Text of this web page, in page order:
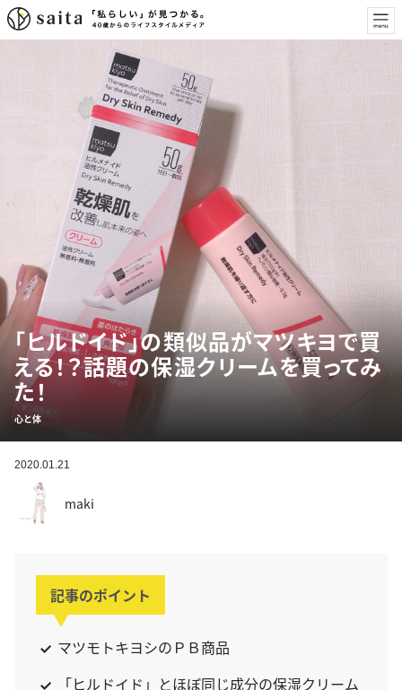
「ヒルドイド」の類似品がマツキヨで買
える！？話題の保湿クリームを買ってみ
た！
心と体
2020.01.21
maki
記事のポイント
マツモトキヨシのＰＢ商品
「ヒルドイド」とほぼ同じ成分の保湿クリーム